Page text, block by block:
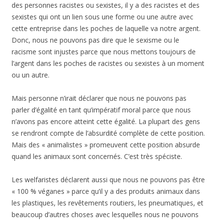
des personnes racistes ou sexistes, il y a des racistes et des
sexistes qui ont un lien sous une forme ou une autre avec
cette entreprise dans les poches de laquelle va notre argent.
Donc, nous ne pouvons pas dire que le sexisme ou le
racisme sont injustes parce que nous mettons toujours de
l’argent dans les poches de racistes ou sexistes à un moment
ou un autre.
Mais personne n’irait déclarer que nous ne pouvons pas
parler d’égalité en tant qu’impératif moral parce que nous
n’avons pas encore atteint cette égalité. La plupart des gens
se rendront compte de l’absurdité complète de cette position.
Mais des « animalistes » promeuvent cette position absurde
quand les animaux sont concernés. C’est très spéciste.
Les welfaristes déclarent aussi que nous ne pouvons pas être
« 100 % véganes » parce qu’il y a des produits animaux dans
les plastiques, les revêtements routiers, les pneumatiques, et
beaucoup d’autres choses avec lesquelles nous ne pouvons